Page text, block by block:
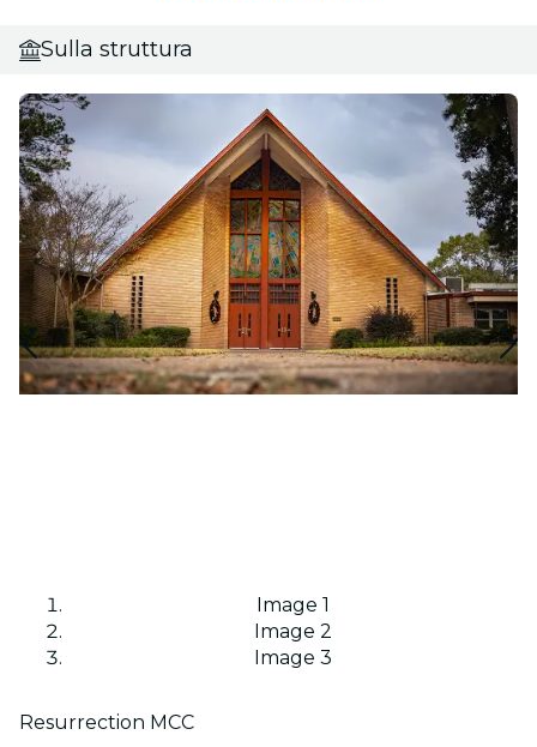
Sulla struttura
Image 1
Image 2
Image 3
Resurrection MCC